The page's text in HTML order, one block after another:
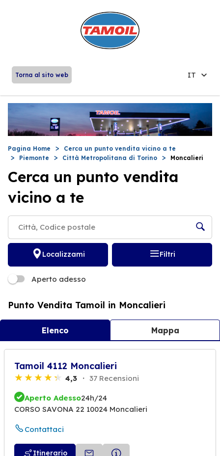
Torna al sito web IT
Pagina Home
Cerca un punto vendita vicino a te
Piemonte
Città Metropolitana di Torino Moncalieri
Cerca un punto vendita
vicino a te
Localizzami Filtri
Aperto adesso
Punto Vendita Tamoil in Moncalieri
Elenco Mappa
Tamoil 4112 Moncalieri
4,3 37 Recensioni
Aperto Adesso24h/24
CORSO SAVONA 22 10024 Moncalieri
Contattaci
Itinerario